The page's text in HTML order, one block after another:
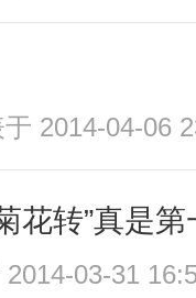
2014-04-06
花转”真是
03-31